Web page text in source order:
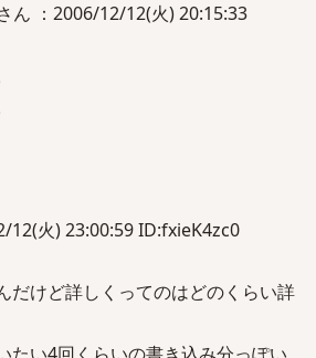
ん ：2006/12/12(火) 20:15:33
12(火) 23:00:59 ID:fxieK4zc0
だけど詳しくってのはどのくらい詳